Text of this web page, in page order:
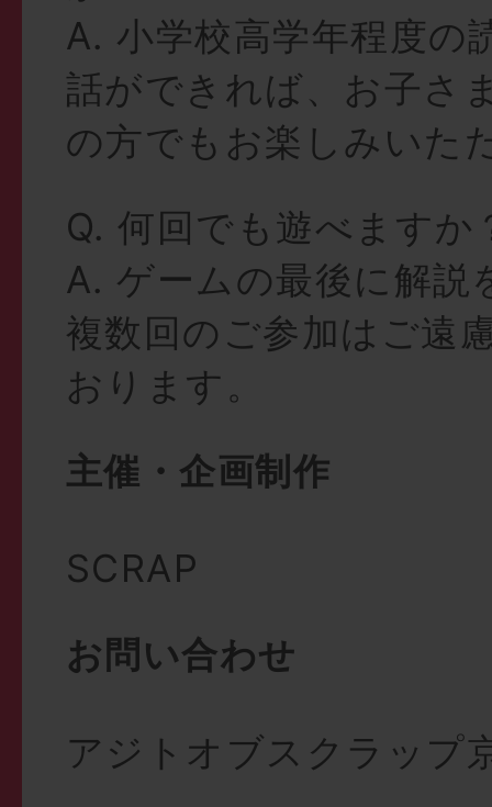
A. 小学校高学年程度の
話ができれば、お子さ
の方でもお楽しみいた
Q. 何回でも遊べますか
A. ゲームの最後に解説
複数回のご参加はご遠
おります。
主催・企画制作
SCRAP
お問い合わせ
アジトオブスクラップ